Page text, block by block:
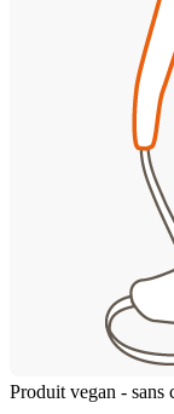
Produit vegan - sans